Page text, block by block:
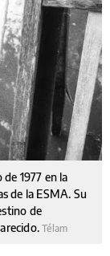
1977 en la
de la ESMA. Su
de
Télam